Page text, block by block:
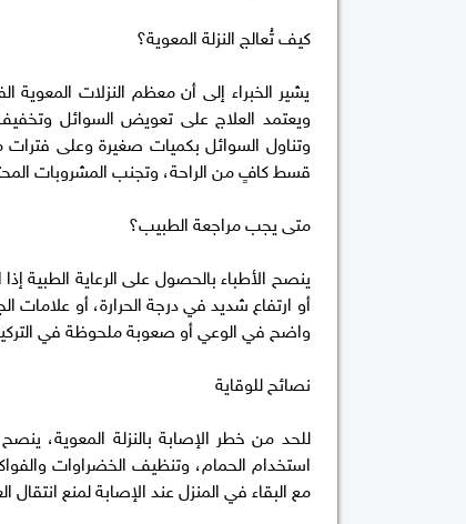
كيف تُعالج النزلة المعوية؟
يشير الخبراء إلى أن معظم النزلات المعوية
وتناول السوائل بكميات صغيرة وعلى فترات
قسط كافٍ من الراحة، وتجنب المشروبات
متى يجب مراجعة الطبيب؟
ينصح الأطباء بالحصول على الرعاية الطبية
أو ارتفاع شديد في درجة الحرارة، أو
واضح في الوعي أو صعوبة ملحوظة في
نصائح للوقاية
للحد من خطر الإصابة بالنزلة المعوية،
استخدام الحمام، وتنظيف الخضراوات
مع البقاء في المنزل عند الإصابة لمنع انتقال